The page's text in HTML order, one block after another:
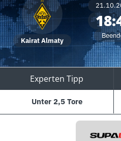
Kairat Almaty
Experten Tipp
Unter 2,5 Tore